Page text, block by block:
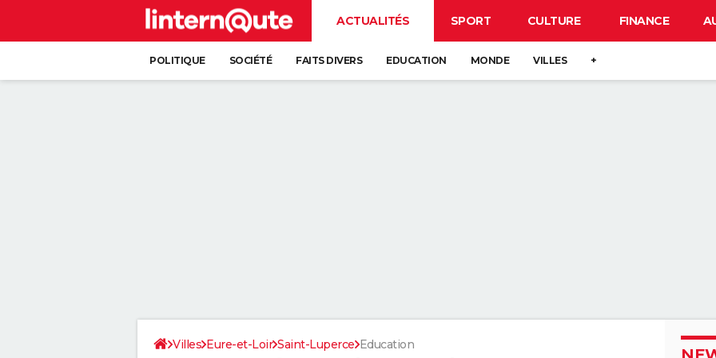
ACTUALITÉS SPORT CULTURE FINANCE
POLITIQUE SOCIÉTÉ FAITS DIVERS EDUCATION MONDE VILLES +
Villes Eure-et-Loir Saint-Luperce Education